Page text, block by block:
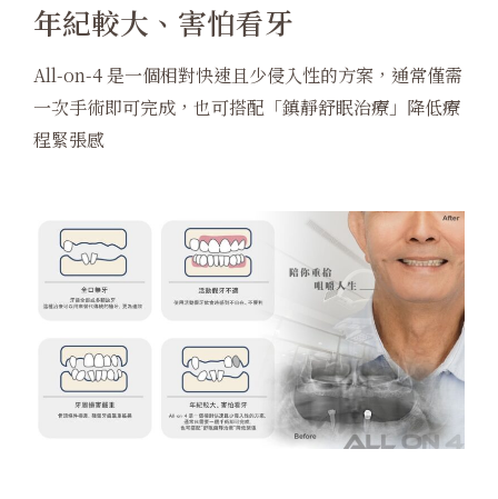
年紀較大、害怕看牙
All-on-4 是一個相對快速且少侵入性的方案，通常僅需
一次手術即可完成，也可搭配「鎮靜舒眠治療」降低療
程緊張感